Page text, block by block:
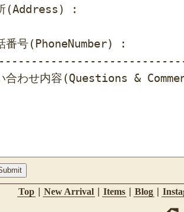
Top New Arrival Items Blog